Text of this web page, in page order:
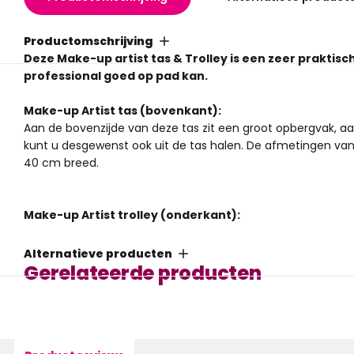
Productomschrijving
Deze Make-up artist tas & Trolley is een zeer
professional goed op pad kan.
Make-up Artist tas (bovenkant):
Aan de bovenzijde van deze tas zit een groot opbergvak,
kunt u desgewenst ook uit de tas halen. De afmetingen
40 cm breed.
Make-up Artist trolley (onderkant):
extra zakjes aan de zijkant zijn ideaal om flessen in op te
professional zijn: 41,5 cm hoog, 29 cm diep en 40 cm breed.
Alternatieve producten
Gerelateerde producten